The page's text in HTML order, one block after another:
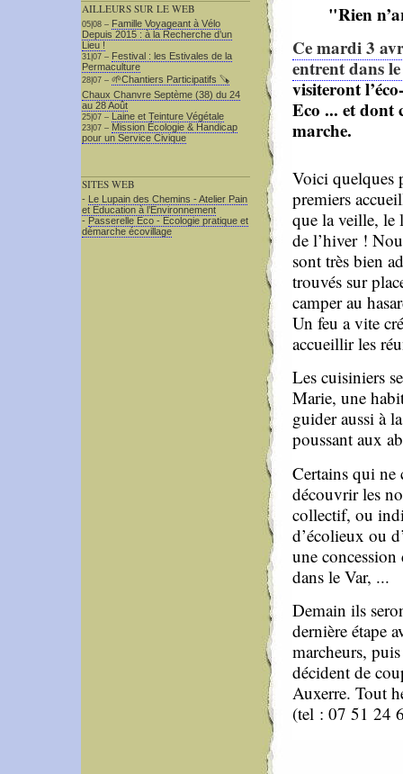
"Rien
Ce mardi 3
entrent dans
visiteront
Eco ... et dont
marche.
Voici quelques
premiers
que la veille, le
de l’hiver !
sont très bien
trouvés sur
camper au
Un feu a vite
accueillir les
Les cuisiniers
Marie, une
guider aussi à
poussant aux
Certains qui ne
découvrir les
collectif, ou
d’écolieux ou
une
dans le Var, ...
Demain ils
dernière étape
marcheurs,
décident de
Auxerre. Tout
(tel : 07 51 24
AILLEURS SUR LE WEB
05|08 – Famille Voyageant à Vélo
Depuis 2015 : à la Recherche d’un
Lieu !
31|07 – Festival : les Estivales de la
Permaculture
28|07 –🌱Chantiers Participatifs 🪚​
Chaux Chanvre Septème (38) du 24
au 28 Août
25|07 – Laine et Teinture Végétale
23|07 – Mission Écologie & Handicap
pour un Service Civique
SITES WEB
- Le Lupain des Chemins - Atelier Pain
et Education à l’Environnement
- Passerelle Eco - Ecologie pratique et
démarche écovillage